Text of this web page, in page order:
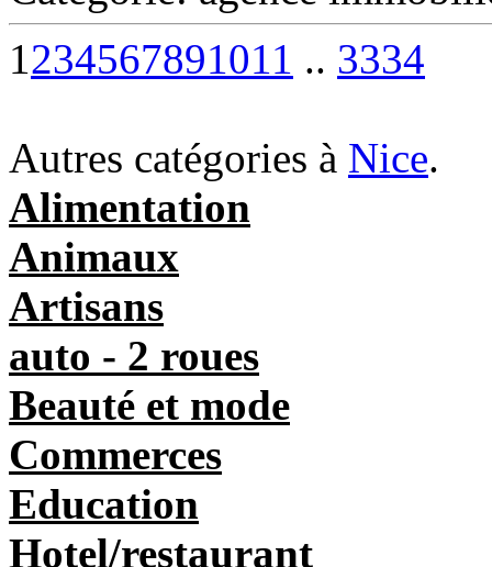
1234567891011 .. 3334
Autres catégories à Nice.
Alimentation
Animaux
Artisans
auto - 2 roues
Beauté et mode
Commerces
Education
Hotel/restaurant